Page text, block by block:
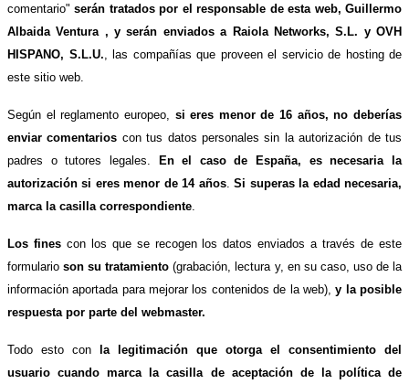
comentario"serán tratados por el responsable de esta web, Guillermo
Albaida Ventura , y serán enviados a Raiola Networks, S.L. y OVH
HISPANO, S.L.U. , las compañías que proveen el servicio de hosting de
este sitio web.
Según el reglamento europeo, si eres menor de 16 años, no deberías
enviar comentarios con tus datos personales sin la autorización de tus
padres o tutores legales.
En el caso de España, es necesaria la
autorización si eres menor de 14 años.Si superas la edad necesaria,
marca la casilla correspondiente
Los finescon los que se recogen los datos enviados a través de este
formularioson su tratamiento (grabación, lectura y, en su caso, uso de la
información aportada para mejorar los contenidos de la web),y la posible
respuesta por parte del webmaster.
Todo esto con
la legitimación que otorga el consentimiento del
usuario cuando marca la casilla de aceptación de la política de